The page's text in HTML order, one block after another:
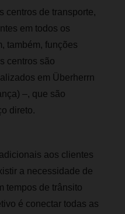
centros de transporte,
em todos os
também, funções
centros são
em Überherrn
–, que são
direto.
aos clientes
a necessidade de
tempos de trânsito
é conectar todas as